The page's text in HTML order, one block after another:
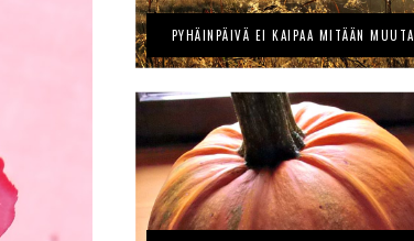
PYHÄINPÄIVÄ EI KAIPAA MITÄÄN MUUTA